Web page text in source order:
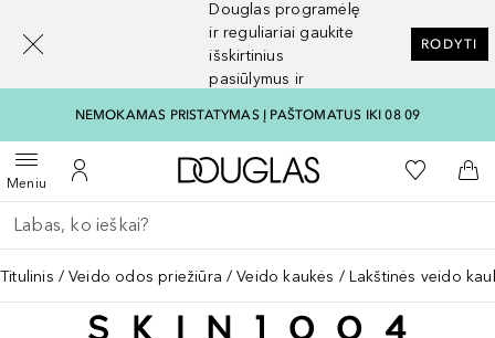
Douglas programėlę
ir reguliariai gaukite
išskirtinius
pasiūlymus ir
RODYTI
NEMOKAMAS PRISTATYMAS Į PAŠTOMATUS IKI 08 09
MeniuAtidaryti meniuĮ mano paskyrą
Į Douglas pagrindinį
Į mano
Į
Grįžk atgal
Vykdykite paiešką
Titulinis Veido odos priežiūra Veido kaukės Lakštinės veido
[navigation.slideout.screenreader]